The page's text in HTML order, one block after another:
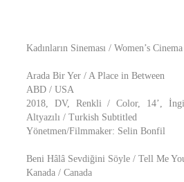
Kadınların Sineması / Women’s Cinema
Arada Bir Yer / A Place in Between
ABD / USA
2018, DV, Renkli / Color, 14’,
Altyazılı / Turkish Subtitled
Yönetmen/Filmmaker: Selin Bonfil
Beni Hâlâ Sevdiğini Söyle / Tell Me
Kanada / Canada